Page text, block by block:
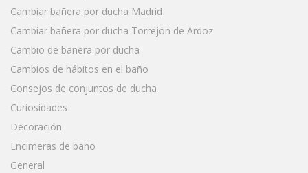
Cambiar bañera por ducha Madrid
Cambiar bañera por ducha Torrejón de Ardoz
Cambio de bañera por ducha
Cambios de hábitos en el baño
Consejos de conjuntos de ducha
Curiosidades
Decoración
Encimeras de baño
General